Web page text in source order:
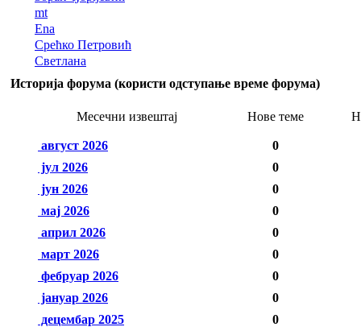
mt
Ena
Срећко Петровић
Светлана
Историја форума (користи одступање време форума)
Месечни извештај Нове теме
август 2026
0
јул 2026
0
јун 2026
0
мај 2026
0
април 2026
0
март 2026
0
фебруар 2026
0
јануар 2026
0
децембар 2025
0